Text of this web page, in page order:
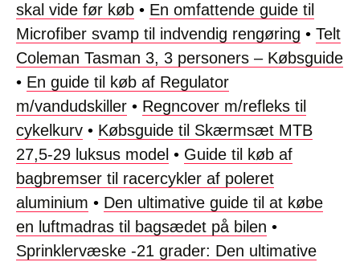
skal vide før køb • En omfattende guide til
Microfiber svamp til indvendig rengøring • Telt
Coleman Tasman 3, 3 personers – Købsguide
• En guide til køb af Regulator
m/vandudskiller • Regncover m/refleks til
cykelkurv • Købsguide til Skærmsæt MTB
27,5-29 luksus model • Guide til køb af
bagbremser til racercykler af poleret
aluminium • Den ultimative guide til at købe
en luftmadras til bagsædet på bilen •
Sprinklervæske -21 grader: Den ultimative